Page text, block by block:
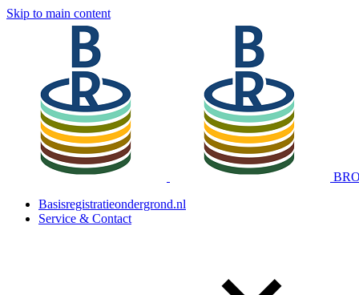
Skip to main content
Basisregistratieondergrond.nl
Service & Contact